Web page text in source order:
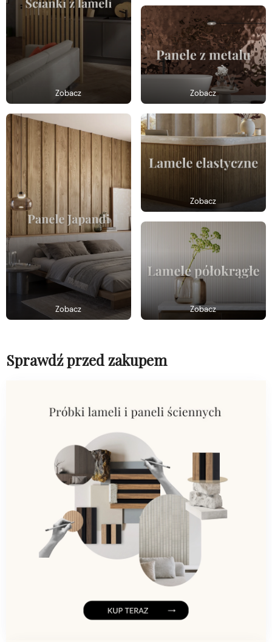
Zobacz Zobacz
Zobacz
Zobacz
Zobacz
Sprawdź przed zakupem